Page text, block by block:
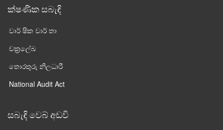
ක්ෂණික සබැඳි
වාර් ෂික වාර් තා
චක්‍රලේඛ
තොරතුරු නිලධාරී
National Audit Act
සබැඳි වෙබ් අඩවි